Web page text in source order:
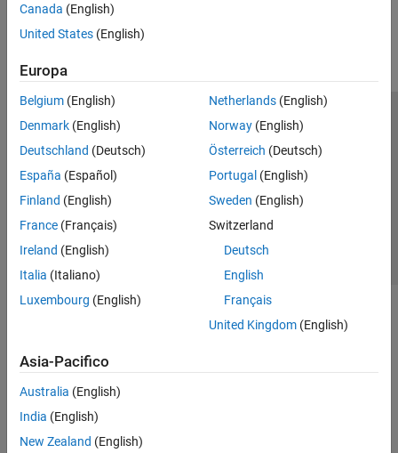
Canada (English)
United States (English)
Europa
Belgium (English)
Denmark (English)
Deutschland (Deutsch)
España (Español)
Finland (English)
France (Français)
Ireland (English)
Italia (Italiano)
Luxembourg (English)
Netherlands(English)
Norway(English)
Österreich (Deutsch)
Portugal (English)
Sweden (English)
Switzerland
Deutsch
English
Français
United Kingdom(English)
Asia-Pacifico
Australia (English)
India (English)
New Zealand (English)
Centro di fiducia
Informativa sulla privacy
Antipirateria
Stato dell'applicazione
Contatti
© 1994-2026 The MathWorks, Inc.